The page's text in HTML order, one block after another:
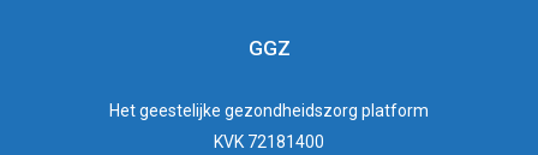
GGZ
Hetgeestelijke gezondheidszorg platform
KVK 72181400